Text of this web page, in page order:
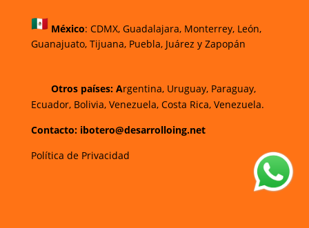
México: CDMX, Guadalajara, Monterrey, León,
Guanajuato, Tijuana, Puebla, Juárez y Zapopán
Otros países: Argentina, Uruguay, Paraguay,
Ecuador, Bolivia, Venezuela, Costa Rica, Venezuela.
Contacto: ibotero@desarrolloing.net
Política de Privacidad
w